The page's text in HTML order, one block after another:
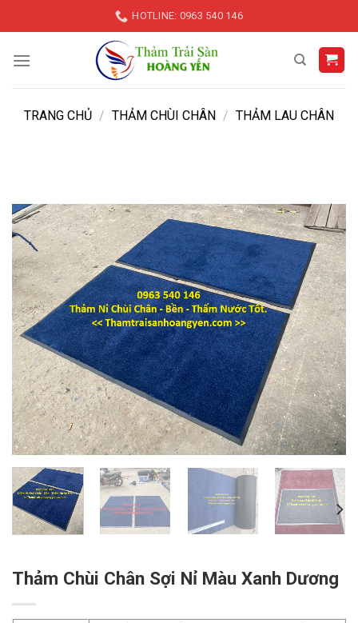
to
HOTLINE: 0963 540 146
TRANG CHỦ / THẢM CHÙI CHÂN / THẢM LAU CHÂN
Thảm Chùi Chân Sợi Nỉ Màu Xanh Dương